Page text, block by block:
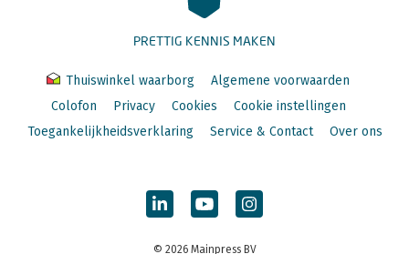
PRETTIG KENNIS MAKEN
Thuiswinkel waarborg
Algemene voorwaarden
Colofon
Privacy Cookies
Cookie instellingen
Toegankelijkheidsverklaring
Service & Contact Over ons
© 2026 Mainpress BV